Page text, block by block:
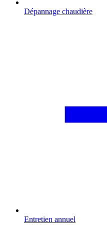
Dépannage chaudière
Entretien annuel